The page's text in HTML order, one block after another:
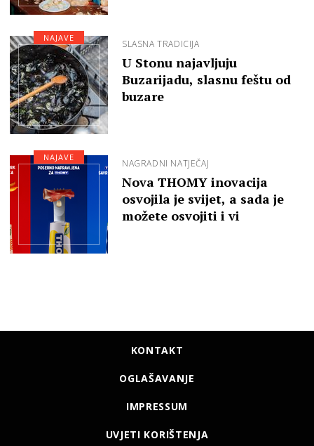
SLASNA TRADICIJA
U Stonu najavljuju
Buzarijadu, slasnu feštu od
buzare
NAJAVE
NAGRADNI NATJEČAJ
Nova THOMY inovacija
osvojila je svijet, a sada je
možete osvojiti i vi
NAJAVE
KONTAKT
OGLAŠAVANJE
IMPRESSUM
UVJETI KORIŠTENJA